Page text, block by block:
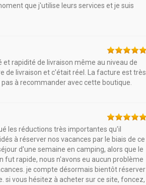
que j'utilise leurs services et je suis
rapidité de livraison même au niveau de
de livraison et c'était réel. La facture est très
à recommander avec cette boutique.
les réductions très importantes qu'il
à réserver nos vacances par le biais de ce
d'une semaine en camping, alors que le
fut rapide, nous n'avons eu aucun problème
je compte désormais bientôt réserver
si vous hésitez à acheter sur ce site, foncez,